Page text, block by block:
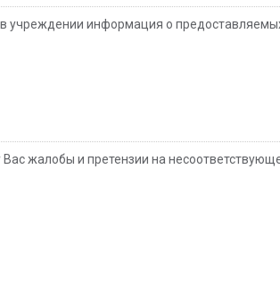
учреждении информация о
жалобы и претензии на